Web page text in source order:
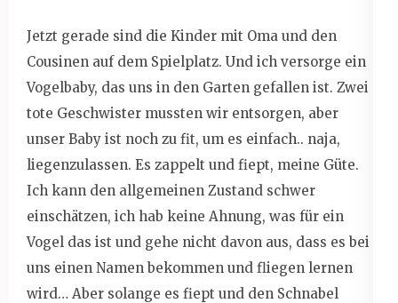
Jetzt gerade sind die Kinder mit Oma und den
Cousinen auf dem Spielplatz. Und ich versorge ein
Vogelbaby, das uns in den Garten gefallen ist. Zwei
tote Geschwister mussten wir entsorgen, aber
unser Baby ist noch zu fit, um es einfach.. naja,
liegenzulassen. Es zappelt und fiept, meine Güte.
Ich kann den allgemeinen Zustand schwer
einschätzen, ich hab keine Ahnung, was für ein
Vogel das ist und gehe nicht davon aus, dass es bei
uns einen Namen bekommen und fliegen lernen
wird… Aber solange es fiept und den Schnabel